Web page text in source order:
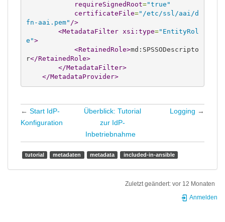
requireSignedRoot="true"
certificateFile="/etc/ssl/aai/d
fn-aai.pem" />
<MetadataFilter xsi:type="EntityRol
e">
<RetainedRole>md:SPSSODescripto
r</RetainedRole>
</MetadataFilter>
</MetadataProvider>
← Start IdP-
Konfiguration
Überblick: Tutorial
zur IdP-
Inbetriebnahme
Logging →
tutorial metadaten metadata included-in-ansible
Zuletzt geändert: vor 12 Monaten
Anmelden